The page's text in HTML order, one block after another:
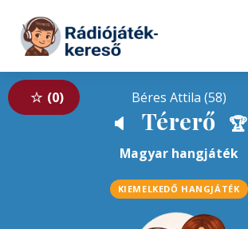
Tovább a tartalomhoz
0 Béres Attila (58)
🔈 Térerő 🏆
Magyar hangjáték
KIEMELKEDŐ HANGJÁTÉK